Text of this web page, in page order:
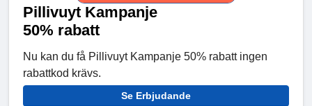
Pillivuyt Kampanje
50% rabatt
Nu kan du få Pillivuyt Kampanje 50% rabatt ingen
rabattkod krävs.
Se Erbjudande